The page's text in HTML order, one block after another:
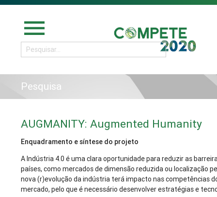
menu
Pesquisa
AUGMANITY: Augmented Humanity
Enquadramento e síntese do projeto
A Indústria 4.0 é uma clara oportunidade para reduzir as
países, como mercados de dimensão reduzida ou localização
nova (r)evolução da indústria terá impacto nas competências
mercado, pelo que é necessário desenvolver estratégias e